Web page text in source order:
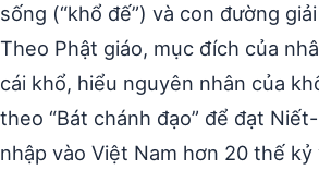
sống (“khổ đế”) và con đường
Theo Phật giáo, mục đích của
cái khổ, hiểu nguyên nhân của
theo “Bát chánh đạo” để đạt
nhập vào Việt Nam hơn 20 thế kỷ